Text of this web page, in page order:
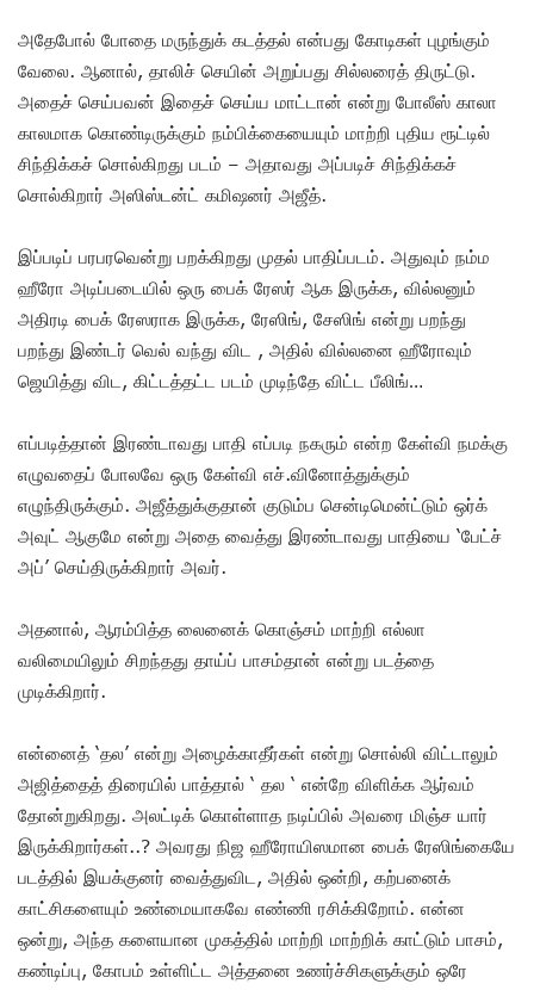
அதேபோல் போதை மருந்துக் கடத்தல் என்பது கோடிகள் புழங்கும்
வேலை. ஆனால், தாலிச் செயின் அறுப்பது சில்லரைத் திருட்டு.
அதைச் செய்பவன் இதைச் செய்ய மாட்டான் என்று போலீஸ் காலா
காலமாக கொண்டிருக்கும் நம்பிக்கையையும் மாற்றி புதிய ரூட்டில்
சிந்திக்கச் சொல்கிறது படம் – அதாவது அப்படிச் சிந்திக்கச்
சொல்கிறார் அஸிஸ்டன்ட் கமிஷனர் அஜீத்.
இப்படிப் பரபரவென்று பறக்கிறது முதல் பாதிப்படம். அதுவும் நம்ம
ஹீரோ அடிப்படையில் ஒரு பைக் ரேஸர் ஆக இருக்க, வில்லனும்
அதிரடி பைக் ரேஸராக இருக்க, ரேஸிங், சேஸிங் என்று பறந்து
பறந்து இண்டர் வெல் வந்து விட , அதில் வில்லனை ஹீரோவும்
ஜெயித்து விட, கிட்டத்தட்ட படம் முடிந்தே விட்ட பீலிங்…
எப்படித்தான் இரண்டாவது பாதி எப்படி நகரும் என்ற கேள்வி நமக்கு
எழுவதைப் போலவே ஒரு கேள்வி எச்.வினோத்துக்கும்
எழுந்திருக்கும். அஜீத்துக்குதான் குடும்ப சென்டிமென்ட்டும் ஒர்க்
அவுட் ஆகுமே என்று அதை வைத்து இரண்டாவது பாதியை ‘பேட்ச்
அப்’ செய்திருக்கிறார் அவர்.
அதனால், ஆரம்பித்த லைனைக் கொஞ்சம் மாற்றி எல்லா
வலிமையிலும் சிறந்தது தாய்ப் பாசம்தான் என்று படத்தை
முடிக்கிறார்.
என்னைத் ‘தல’ என்று அழைக்காதீர்கள் என்று சொல்லி விட்டாலும்
அஜித்தைத் திரையில் பாத்தால் ‘ தல ‘ என்றே விளிக்க ஆர்வம்
தோன்றுகிறது. அலட்டிக் கொள்ளாத நடிப்பில் அவரை மிஞ்ச யார்
இருக்கிறார்கள்..? அவரது நிஜ ஹீரோயிஸமான பைக் ரேஸிங்கையே
படத்தில் இயக்குனர் வைத்துவிட, அதில் ஒன்றி, கற்பனைக்
காட்சிகளையும் உண்மையாகவே எண்ணி ரசிக்கிறோம். என்ன
ஒன்று, அந்த களையான முகத்தில் மாற்றி மாற்றிக் காட்டும் பாசம்,
கண்டிப்பு, கோபம் உள்ளிட்ட அத்தனை உணர்ச்சிகளுக்கும் ஒரே